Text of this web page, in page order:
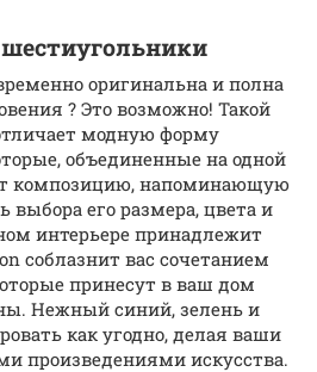
оригинальна и полна
? Это возможно! Такой
модную форму
объединенные на одной
композицию, напоминающую
выбора его размера, цвета и
интерьере принадлежит
соблазнит вас сочетанием
принесут в ваш дом
Нежный синий, зелень и
как угодно, делая ваши
произведениями искусства.